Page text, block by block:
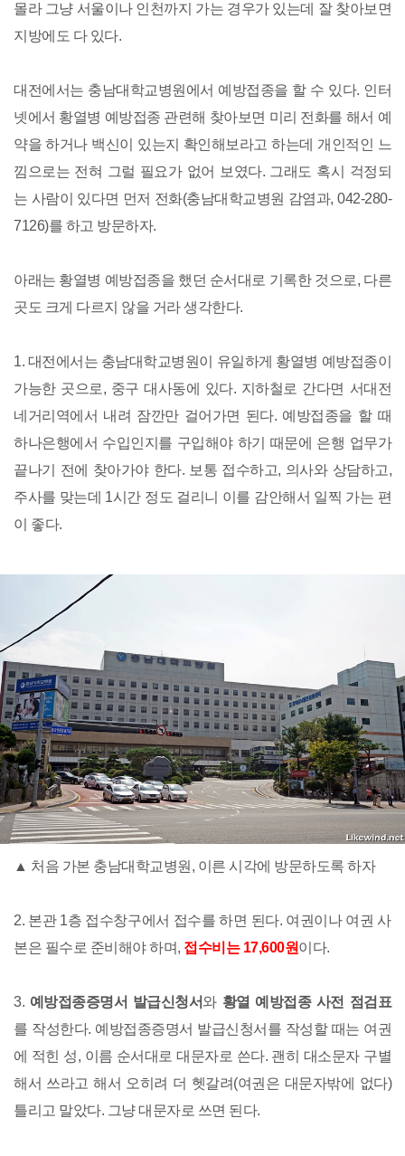
몰라 그냥 서울이나 인천까지 가는 경우가 있는데 잘 찾아보면
지방에도 다 있다.
대전에서는 충남대학교병원에서 예방접종을 할 수 있다. 인터
넷에서 황열병 예방접종 관련해 찾아보면 미리 전화를 해서 예
약을 하거나 백신이 있는지 확인해보라고 하는데 개인적인 느
낌으로는 전혀 그럴 필요가 없어 보였다. 그래도 혹시 걱정되
는 사람이 있다면 먼저 전화(충남대학교병원 감염과, 042-280-
7126)를 하고 방문하자.
아래는 황열병 예방접종을 했던 순서대로 기록한 것으로, 다른
곳도 크게 다르지 않을 거라 생각한다.
1. 대전에서는 충남대학교병원이 유일하게 황열병 예방접종이
가능한 곳으로, 중구 대사동에 있다. 지하철로 간다면 서대전
네거리역에서 내려 잠깐만 걸어가면 된다. 예방접종을 할 때
하나은행에서 수입인지를 구입해야 하기 때문에 은행 업무가
끝나기 전에 찾아가야 한다. 보통 접수하고, 의사와 상담하고,
주사를 맞는데 1시간 정도 걸리니 이를 감안해서 일찍 가는 편
이 좋다.
▲ 처음 가본 충남대학교병원, 이른 시각에 방문하도록 하자
2. 본관 1층 접수창구에서 접수를 하면 된다. 여권이나 여권 사
본은 필수로 준비해야 하며, 접수비는 17,600원이다.
3. 예방접종증명서 발급신청서와 황열 예방접종 사전 점검표
를 작성한다. 예방접종증명서 발급신청서를 작성할 때는 여권
에 적힌 성, 이름 순서대로 대문자로 쓴다. 괜히 대소문자 구별
해서 쓰라고 해서 오히려 더 헷갈려(여권은 대문자밖에 없다)
틀리고 말았다. 그냥 대문자로 쓰면 된다.